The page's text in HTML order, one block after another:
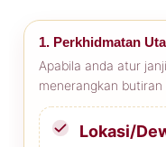
1. Perkhidmatan
Apabila anda atur
menerangkan butiran
Lokasi/